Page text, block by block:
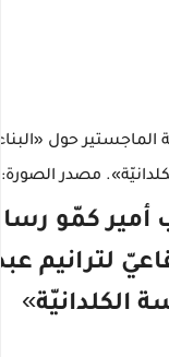
كمّو
لترانيم
الكلدانيّة»